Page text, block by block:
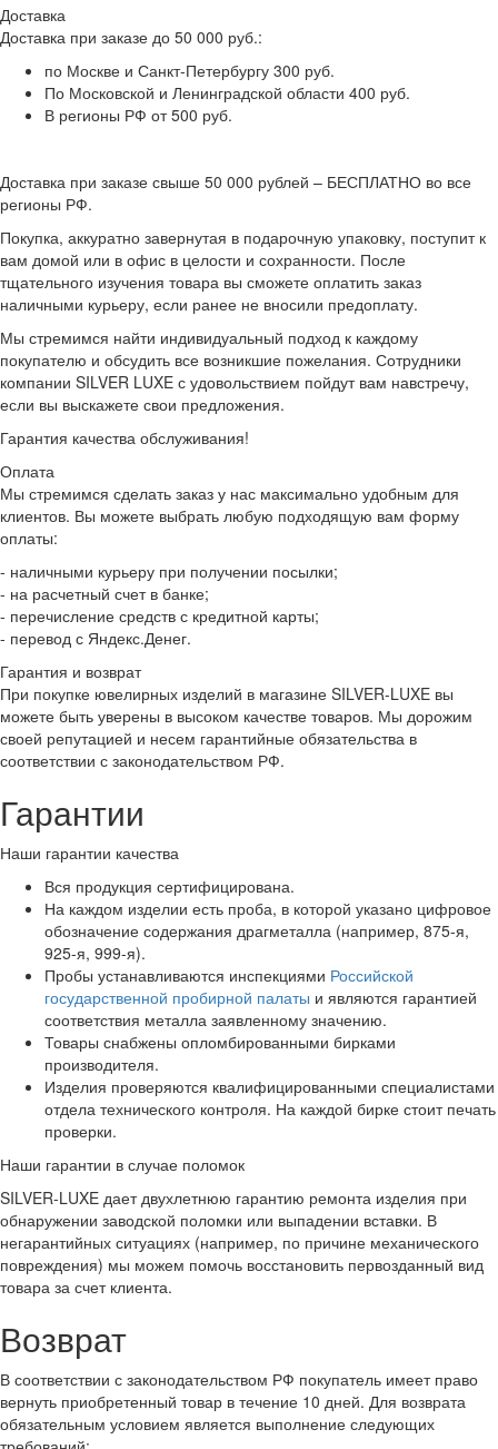
Доставка
Доставка при заказе до 50 000 руб.:
по Москве и Санкт-Петербургу 300 руб.
По Московской и Ленинградской области 400 руб.
В регионы РФ от 500 руб.
Доставка при заказе свыше 50 000 рублей – БЕСПЛАТНО во все
регионы РФ.
Покупка, аккуратно завернутая в подарочную упаковку, поступит к
вам домой или в офис в целости и сохранности. После
тщательного изучения товара вы сможете оплатить заказ
наличными курьеру, если ранее не вносили предоплату.
Мы стремимся найти индивидуальный подход к каждому
покупателю и обсудить все возникшие пожелания. Сотрудники
компании SILVER LUXE с удовольствием пойдут вам навстречу,
если вы выскажете свои предложения.
Гарантия качества обслуживания!
Оплата
Мы стремимся сделать заказ у нас максимально удобным для
клиентов. Вы можете выбрать любую подходящую вам форму
оплаты:
- наличными курьеру при получении посылки;
- на расчетный счет в банке;
- перечисление средств с кредитной карты;
- перевод с Яндекс.Денег.
Гарантия и возврат
При покупке ювелирных изделий в магазине SILVER-LUXE вы
можете быть уверены в высоком качестве товаров. Мы дорожим
своей репутацией и несем гарантийные обязательства в
соответствии с законодательством РФ.
Гарантии
Наши гарантии качества
Вся продукция сертифицирована.
На каждом изделии есть проба, в которой указано цифровое
обозначение содержания драгметалла (например, 875-я,
925-я, 999-я).
Пробы устанавливаются инспекциями Российской
государственной пробирной палаты и являются гарантией
соответствия металла заявленному значению.
Товары снабжены опломбированными бирками
производителя.
Изделия проверяются квалифицированными специалистами
отдела технического контроля. На каждой бирке стоит печать
проверки.
Наши гарантии в случае поломок
SILVER-LUXE дает двухлетнюю гарантию ремонта изделия при
обнаружении заводской поломки или выпадении вставки. В
негарантийных ситуациях (например, по причине механического
повреждения) мы можем помочь восстановить первозданный вид
товара за счет клиента.
Возврат
В соответствии с законодательством РФ покупатель имеет право
вернуть приобретенный товар в течение 10 дней. Для возврата
обязательным условием является выполнение следующих